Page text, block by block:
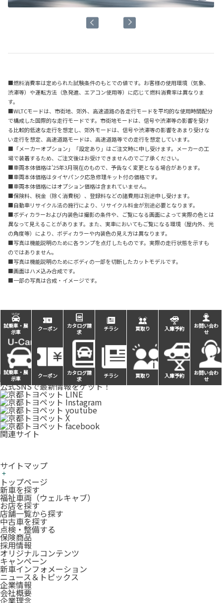
■燃料消費率は定められた試験条件のもとでの値です。お客様の使用環境（気象、
渋滞等）や運転方法（急発進、エアコン使用等）に応じて燃料消費率は異なりま
す。
■WLTCモードは、市街地、郊外、高速道路の各走行モードを平均的な使用時間配分
で構成した国際的な走行モードです。市街地モードは、信号や渋滞等の影響を受け
る比較的低速な走行を想定し、郊外モードは、信号や渋滞等の影響をあまり受けな
い走行を想定、高速道路モードは、高速道路等での走行を想定しています。
■「メーカーオプション」「設定あり」はご注文時に申し受けます。メーカーの工
場で装着するため、ご注文後はお受けできませんのでご了承ください。
■車両本体価格は'25年3月現在のもので、予告なく変更となる場合があります。
■車両本体価格はタイヤパンク応急修理キット付の価格です。
■車両本体価格にはオプション価格は含まれていません。
■保険料、税金（除く消費税）、登録料などの諸費用は別途申し受けます。
■自動車リサイクル法の施行により、リサイクル料金が別途必要となります。
■ボディカラーおよび内装色は撮影の条件や、ご覧になる画面によって実際の色とは
異なって見えることがあります。また、実車においてもご覧になる環境（屋内外、光
の角度等）により、ボディカラーや内装色の見え方は異なります。
■写真は機能説明のために各ランプを点灯したものです。実際の走行状態を示すも
のではありません。
■写真は機能説明のためにボディの一部を切断したカットモデルです。
■画面はハメ込み合成です。
■一部の写真は合成・イメージです。
試乗車・展
示車
クーポン
カタログ請
求
チラシ 買取り 入庫予約
お問い合わ
せ
試乗車・展
示車
クーポン
カタログ請
求
チラシ 買取り 入庫予約
お問い合わ
せ
公式SNSで最新情報をゲット！
公式SNSで最新情報をゲット！
関連サイト
サイトマップ
トップページ
新車を探す
福祉車両（ウェルキャブ）
お店を探す
店舗一覧から探す
中古車を探す
点検・整備する
保険商品
採用情報
オリジナルコンテンツ
キャンペーン
新車インフォメーション
ニュース＆トピックス
企業情報
会社概要
企業理念